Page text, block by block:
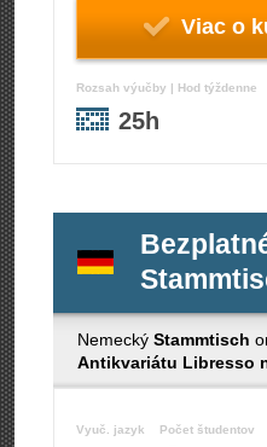
Viac o
Rozsah výučby | Hod týždenne
25h
Nemecký Stammtisch
Antikvariátu Libresso
Vyuč. jazyk Počet študentov